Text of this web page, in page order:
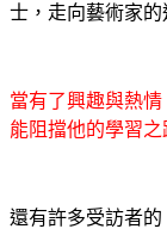
士，走向藝術家的
當有了興趣與熱
能阻擋他的學習之
還有許多受訪者